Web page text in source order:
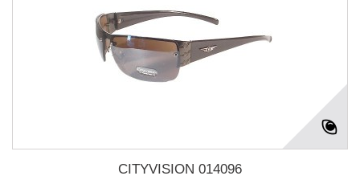
CITYVISION 014096